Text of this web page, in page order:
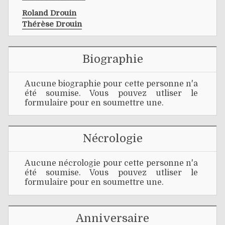
Roland Drouin
Thérèse Drouin
Biographie
Aucune biographie pour cette personne n'a
été soumise. Vous pouvez utliser le
formulaire pour en soumettre une.
Nécrologie
Aucune nécrologie pour cette personne n'a
été soumise. Vous pouvez utliser le
formulaire pour en soumettre une.
Anniversaire